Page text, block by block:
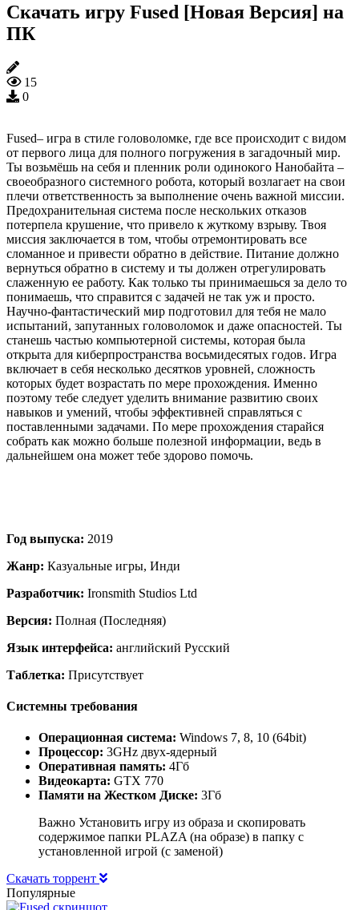
Скачать игру Fused [Новая Версия] на
ПК
15
0
Fused– игра в стиле головоломке, где все происходит с видом
от первого лица для полного погружения в загадочный мир.
Ты возьмёшь на себя и пленник роли одинокого Нанобайта –
своеобразного системного робота, который возлагает на свои
плечи ответственность за выполнение очень важной миссии.
Предохранительная система после нескольких отказов
потерпела крушение, что привело к жуткому взрыву. Твоя
миссия заключается в том, чтобы отремонтировать все
сломанное и привести обратно в действие. Питание должно
вернуться обратно в систему и ты должен отрегулировать
слаженную ее работу. Как только ты принимаешься за дело то
понимаешь, что справится с задачей не так уж и просто.
Научно-фантастический мир подготовил для тебя не мало
испытаний, запутанных головоломок и даже опасностей. Ты
станешь частью компьютерной системы, которая была
открыта для киберпространства восьмидесятых годов. Игра
включает в себя несколько десятков уровней, сложность
которых будет возрастать по мере прохождения. Именно
поэтому тебе следует уделить внимание развитию своих
навыков и умений, чтобы эффективней справляться с
поставленными задачами. По мере прохождения старайся
собрать как можно больше полезной информации, ведь в
дальнейшем она может тебе здорово помочь.
Год выпуска: 2019
Жанр: Казуальные игры, Инди
Разработчик: Ironsmith Studios Ltd
Версия: Полная (Последняя)
Язык интерфейса: английский Русский
Таблетка: Присутствует
Системны требования
Операционная система: Windows 7, 8, 10 (64bit)
Процессор: 3GHz двух-ядерный
Оперативная память: 4Гб
Видеокарта: GTX 770
Памяти на Жестком Диске: 3Гб
Важно Установить игру из образа и скопировать
содержимое папки PLAZA (на образе) в папку с
установленной игрой (с заменой)
Скачать торрент
Популярные